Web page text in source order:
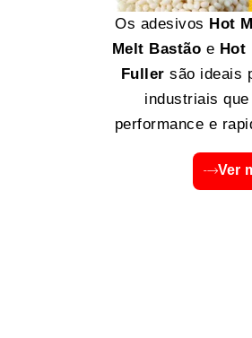
Os adesivos Hot
Melt Bastão e Hot
Fuller são ideais
industriais
performance e
Ver